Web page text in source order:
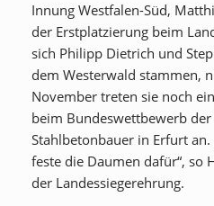
Innung Westfalen-Süd,
der Erstplatzierung beim
sich Philipp Dietrich und
dem Westerwald stammen,
November treten sie noch
beim Bundeswettbewerb
Stahlbetonbauer in Erfurt
feste die Daumen dafür“, so
der Landessiegerehrung.